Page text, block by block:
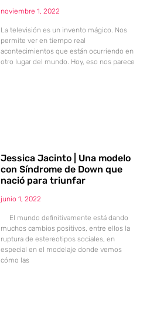
noviembre 1, 2022
La televisión es un invento mágico. Nos
permite ver en tiempo real
acontecimientos que están ocurriendo en
otro lugar del mundo. Hoy, eso nos parece
Jessica Jacinto | Una modelo
con Síndrome de Down que
nació para triunfar
junio 1, 2022
El mundo definitivamente está dando
muchos cambios positivos, entre ellos la
ruptura de estereotipos sociales, en
especial en el modelaje donde vemos
cómo las